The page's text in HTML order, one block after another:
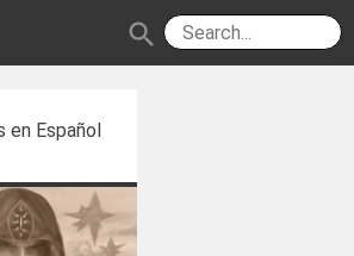
search
en Español